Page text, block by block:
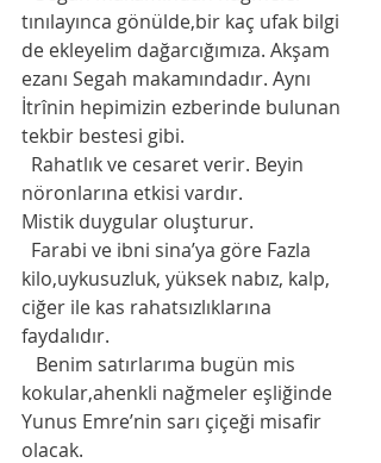
tınılayınca gönülde,bir kaç ufak bilgi
de ekleyelim dağarcığımıza. Akşam
ezanı Segah makamındadır. Aynı
İtrînin hepimizin ezberinde bulunan
tekbir bestesi gibi.
nöronlarına etkisi vardır.
Mistik duygular oluşturur.
kilo,uykusuzluk, yüksek nabız, kalp,
ciğer ile kas rahatsızlıklarına
faydalıdır.
kokular,ahenkli nağmeler eşliğinde
Yunus Emre’nin sarı çiçeği misafir
olacak.